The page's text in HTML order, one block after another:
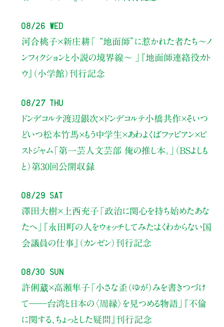
08/26 Wed
河合桃子×新庄耕「 “地面師”に惹かれた者たち〜ノ
ンフィクションと小説の境界線〜 」
『地面師連絡役カト
ウ』（小学館）刊行記念
08/27 Thu
ドンデコルテ渡辺銀次×ドンデコルテ小橋共作×そいつ
どいつ松本竹馬×もう中学生×あわよくばファビアン×ピ
ストジャム「第一芸人文芸部 俺の推し本。」（BSよしも
と） 第30回公開収録
08/29 Sat
澤田大樹×上西充子 「政治に関心を持ち始めたあな
たへ」
『永田町の人をウォッチしてみた：よくわからない国
会議員の仕事』（カンゼン）刊行記念
08/30 Sun
許俐葳×高瀬隼子 「小さな歪（ゆが）みを書きつづけ
て――台湾と日本の〈周縁〉を見つめる物語」
『不倫
に関する、ちょっとした疑問』刊行記念